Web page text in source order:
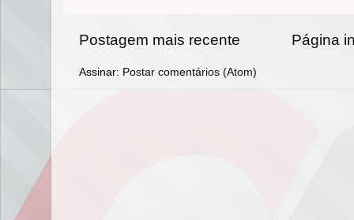
Postagem mais recente Página
Assinar: Postar comentários (Atom)